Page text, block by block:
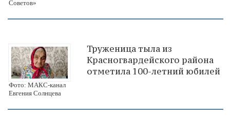
Советов»
Фото: МАКС-канал
Евгения Солнцева
Труженица тыла из
Красногвардейского района
отметила 100-летний юбилей